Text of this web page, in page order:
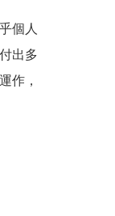
個人
出多
作，